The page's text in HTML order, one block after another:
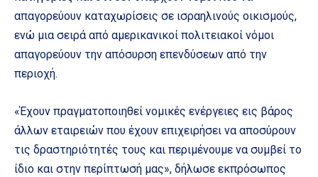
απαγορεύουν καταχωρίσεις σε ισραηλινούς οικισμούς,
ενώ μια σειρά από αμερικανικοί πολιτειακοί νόμοι
απαγορεύουν την απόσυρση επενδύσεων από την
περιοχή.
«Έχουν πραγματοποιηθεί νομικές ενέργειες εις βάρος
άλλων εταιρειών που έχουν επιχειρήσει να αποσύρουν
τις δραστηριότητές τους και περιμένουμε να συμβεί το
ίδιο και στην περίπτωσή μας», δήλωσε εκπρόσωπος